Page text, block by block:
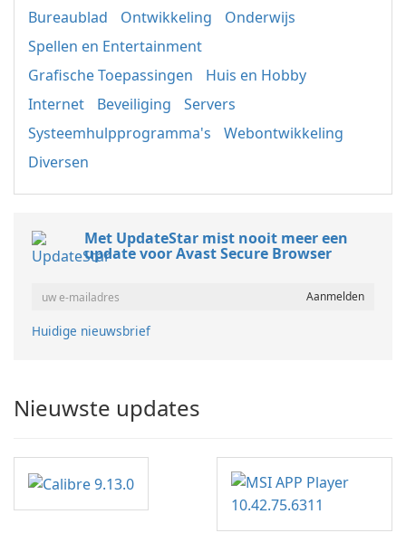
Bureaublad
Ontwikkeling
Onderwijs
Spellen en Entertainment
Grafische Toepassingen
Huis en Hobby
Internet
Beveiliging
Servers
Systeemhulpprogramma's
Webontwikkeling
Diversen
Met UpdateStar mist nooit meer een
update voor Avast Secure Browser
Huidige nieuwsbrief
Nieuwste updates